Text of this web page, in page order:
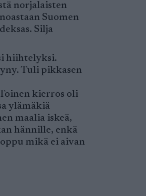
norjalaisten
Suomen
Silja
hiihtelyksi.
Tuli pikkasen
kierros oli
ylämäkiä
maalia iskeä,
hännille, enkä
mikä ei aivan